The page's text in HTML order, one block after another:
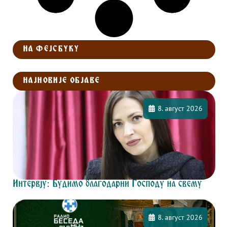
НА ФЕЈСБУКУ
НАЈНОВИЈЕ ОБЈАВЕ
Интервју: Будимо благодарни Господу на свему
8. август 2026
8. август 2026